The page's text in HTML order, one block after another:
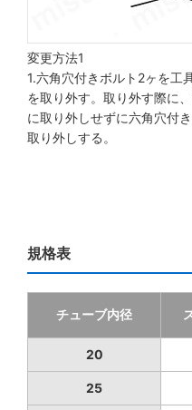
変更方法1
1.六角穴付きボルト2ヶを工
を取り外す。取り外す際に
に取り外しせずに六角穴付
取り外しする。
規格表
チューブ内径
20
25